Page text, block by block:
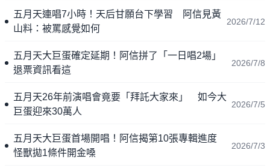
五月天連唱7小時！天后甘願台下學習 阿信見黃
山料：被罵感覺如何
2026/7/12
五月天大巨蛋確定延期！阿信拼了「一日唱2場」
退票資訊看這
2026/7/8
五月天26年前演唱會竟要「拜託大家來」 如今大
巨蛋迎來30萬人
2026/7/5
五月天大巨蛋首場開唱！阿信揭第10張專輯進度
怪獸拋1條件開金嗓
2026/7/3